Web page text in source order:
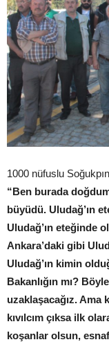
1000 nüfuslu
“Ben burada
büyüdü. Uludağ’ın
Uludağ’ın eteğinde
Ankara’daki gibi
Uludağ’ın kimin
Bakanlığın mı?
uzaklaşacağız. Ama
kıvılcım çıksa ilk
koşanlar olsun,